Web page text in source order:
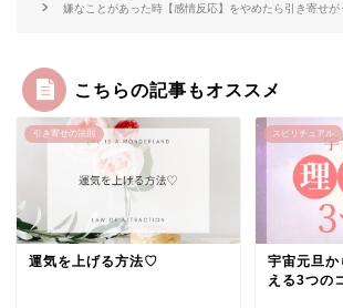
嫌なことがあった時【感情反応】をやめたら引き寄せが
こちらの記事もオススメ
引き寄せの法則
運気を上げる方法♡
スピリチュアル
宇宙元旦
える3つの